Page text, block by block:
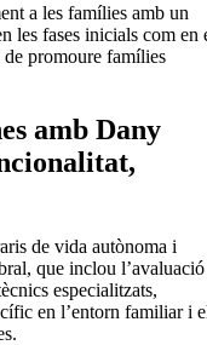
a les famílies amb un
les fases inicials com en
promoure famílies
amb Dany
de vida autònoma i
que inclou l’avaluació
especialitzats,
en l’entorn familiar i